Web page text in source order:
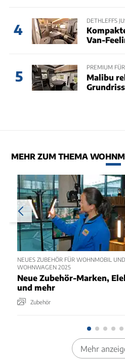
4
DETHLEFFS
Van-
5
PREMIUM
Malibu
Grundriss
MEHR ZUM THEMA
NEUES ZUBEHÖR FÜR WOHNMOBIL UND
WOHNWAGEN 2025
Neue Zubehör-Marken,
und mehr
Zubehör
Mehr